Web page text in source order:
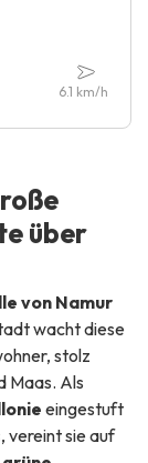
6.1 km/h
über
von Namur
wacht diese
stolz
Maas. Als
eingestuft
, vereint sie auf